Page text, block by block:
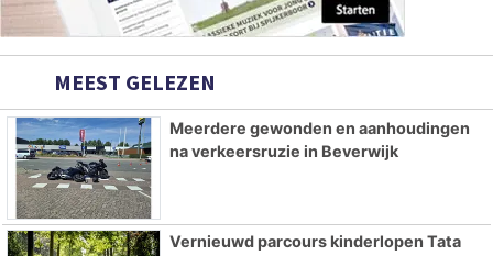
MEEST GELEZEN
Meerdere gewonden en aanhoudingen
na verkeersruzie in Beverwijk
Vernieuwd parcours kinderlopen Tata